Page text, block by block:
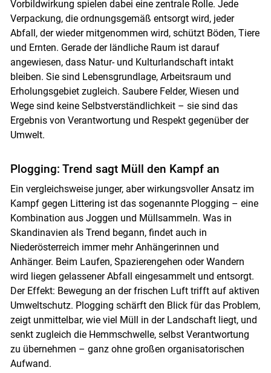
Vorbildwirkung spielen dabei eine zentrale Rolle. Jede
Verpackung, die ordnungsgemäß entsorgt wird, jeder
Abfall, der wieder mitgenommen wird, schützt Böden, Tiere
und Ernten. Gerade der ländliche Raum ist darauf
angewiesen, dass Natur- und Kulturlandschaft intakt
bleiben. Sie sind Lebensgrundlage, Arbeitsraum und
Erholungsgebiet zugleich. Saubere Felder, Wiesen und
Wege sind keine Selbstverständlichkeit – sie sind das
Ergebnis von Verantwortung und Respekt gegenüber der
Umwelt.
Plogging: Trend sagt Müll den Kampf an
Ein vergleichsweise junger, aber wirkungsvoller Ansatz im
Kampf gegen Littering ist das sogenannte Plogging – eine
Kombination aus Joggen und Müllsammeln. Was in
Skandinavien als Trend begann, findet auch in
Niederösterreich immer mehr Anhängerinnen und
Anhänger. Beim Laufen, Spazierengehen oder Wandern
wird liegen gelassener Abfall eingesammelt und entsorgt.
Der Effekt: Bewegung an der frischen Luft trifft auf aktiven
Umweltschutz. Plogging schärft den Blick für das Problem,
zeigt unmittelbar, wie viel Müll in der Landschaft liegt, und
senkt zugleich die Hemmschwelle, selbst Verantwortung
zu übernehmen – ganz ohne großen organisatorischen
Aufwand.